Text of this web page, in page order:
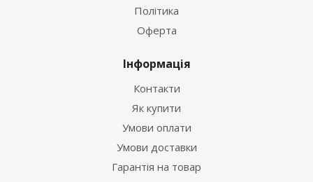
Політика
Оферта
Інформація
Контакти
Як купити
Умови оплати
Умови доставки
Гарантія на товар